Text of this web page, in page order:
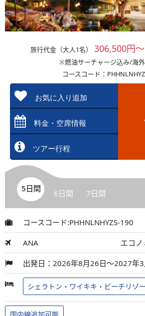
旅行代金（大人1名） 306,500円
※燃油サーチャージ込み/海
コースコード：
お気に入り追加
料金・空席情報
ツアー行程
5日間 6日間 7日間
コースコード:PHHNLNHYZS-190
ANA エコノ
出発日：2026年8月26日～2027年
シェラトン・ワイキキ・ビーチリゾ